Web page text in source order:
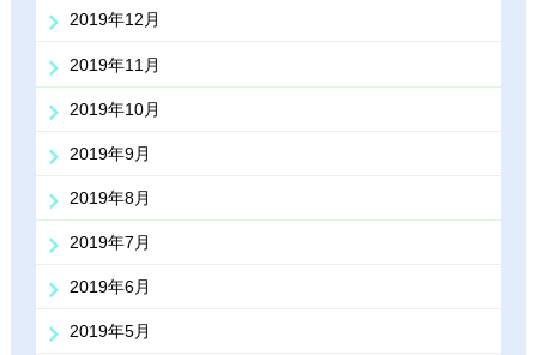
2019年12月
2019年11月
2019年10月
2019年9月
2019年8月
2019年7月
2019年6月
2019年5月